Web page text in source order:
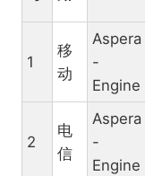
1
移
动
Aspera
-
Engine
2
电
信
Aspera
-
Engine